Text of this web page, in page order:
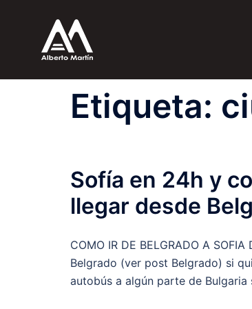
contenido
Etiqueta:
Sofía en 24h y
llegar desde
COMO IR DE BELGRADO A SOFIA
Belgrado (ver post Belgrado) si
autobús a algún parte de